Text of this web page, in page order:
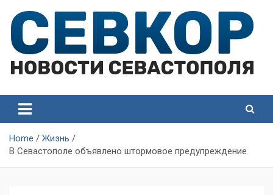
content
Севастополя
Севастополя
Home
Жизнь
В Севастополе объявлено штормовое предупреждение